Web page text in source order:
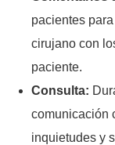
pacientes
cirujano con
paciente.
Consulta:
comunicación
inquietudes y